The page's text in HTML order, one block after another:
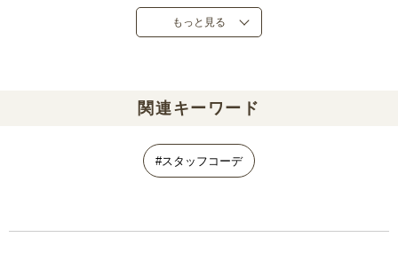
※製品洗い加工のため、商品により仕上がり寸法・色の出方が
もっと見る
関連キーワード
#スタッフコーデ